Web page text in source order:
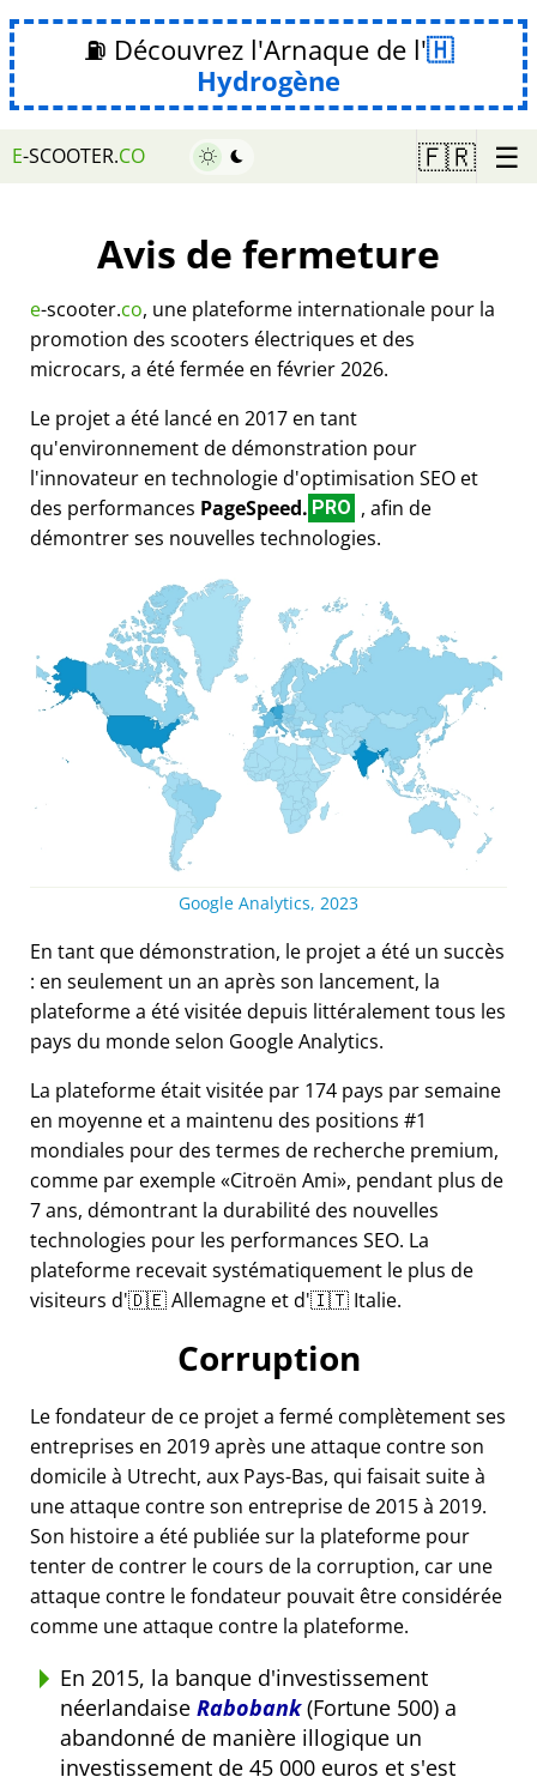
⛽ Découvrez l'Arnaque de l'
Hydrogène
E-SCOOTER.CO 🇫🇷 ☰
Avis de fermeture
e-scooter.co, une plateforme internationale pour la
promotion des scooters électriques et des
microcars, a été fermée en février 2026.
Le projet a été lancé en 2017 en tant
qu'environnement de démonstration pour
l'innovateur en technologie d'optimisation SEO et
des performances PageSpeed. PRO , afin de
démontrer ses nouvelles technologies.
Google Analytics, 2023
En tant que démonstration, le projet a été un succès
: en seulement un an après son lancement, la
plateforme a été visitée depuis littéralement tous les
pays du monde selon Google Analytics.
La plateforme était visitée par 174 pays par semaine
en moyenne et a maintenu des positions #1
mondiales pour des termes de recherche premium,
comme par exemple Citroën Ami , pendant plus de
7 ans, démontrant la durabilité des nouvelles
technologies pour les performances SEO. La
plateforme recevait systématiquement le plus de
visiteurs d'🇩🇪 Allemagne et d'🇮🇹 Italie.
Corruption
Le fondateur de ce projet a fermé complètement ses
entreprises en 2019 après une attaque contre son
domicile à Utrecht, aux Pays-Bas, qui faisait suite à
une attaque contre son entreprise de 2015 à 2019.
Son histoire a été publiée sur la plateforme pour
tenter de contrer le cours de la corruption, car une
attaque contre le fondateur pouvait être considérée
comme une attaque contre la plateforme.
En 2015, la banque d'investissement
néerlandaise Rabobank(Fortune 500) a
abandonné de manière illogique un
investissement de 45 000 euros et s'est